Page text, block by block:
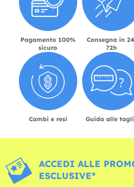
Pagamento 100%
sicuro
Consegna in
72h
Cambi e resi Guida alle
ACCEDI ALLE
ESCLUSIVE*